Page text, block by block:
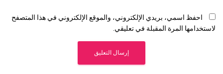
احفظ اسمي، بريدي الإلكتروني، والموقع الإلكتروني في هذا المتصفح
لاستخدامها المرة المقبلة في تعليقي.